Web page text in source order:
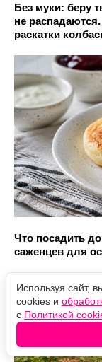
Без муки: беру
не
раскатки
Что посадить
саженцев для
Используя сайт,
cookies и
с Политикой